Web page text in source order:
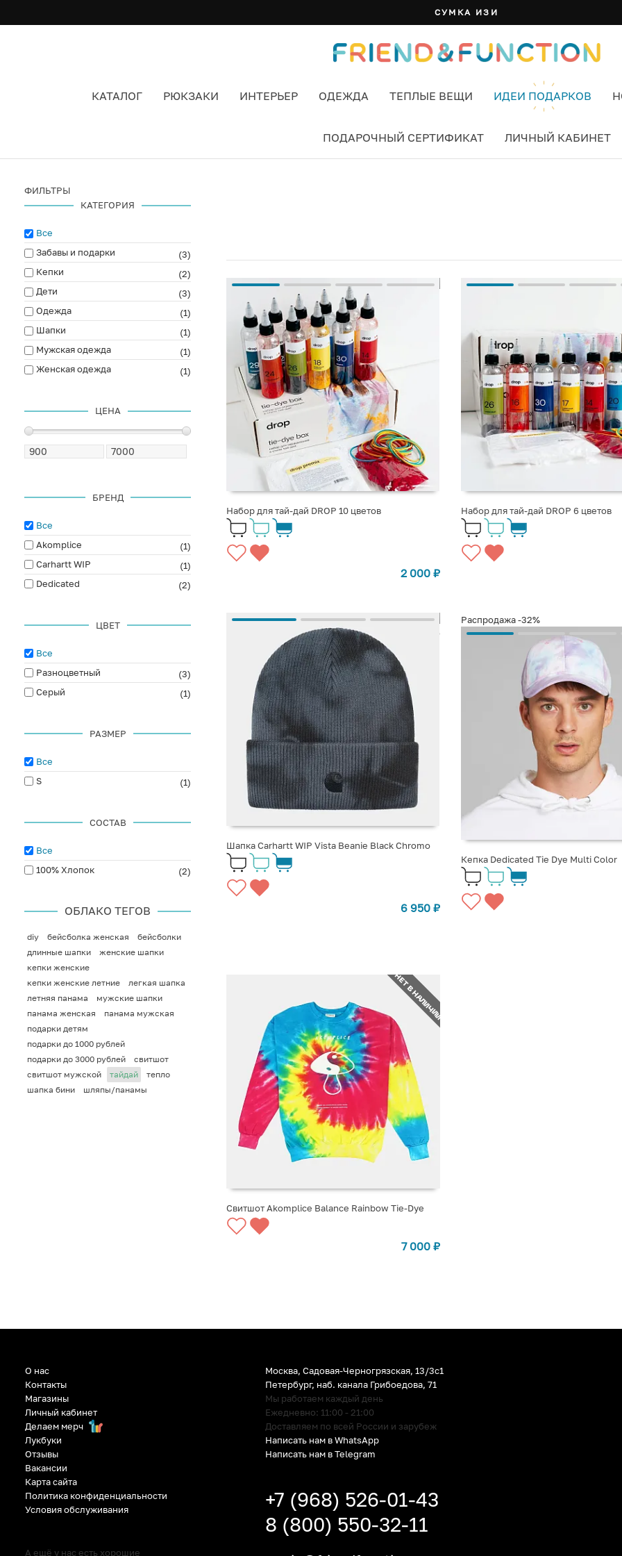
СУМКА ИЗИ
КАТАЛОГ РЮКЗАКИ ИНТЕРЬЕР ОДЕЖДА ТЕПЛЫЕ ВЕЩИ ИДЕИ ПОДАРКОВ
ПОДАРОЧНЫЙ СЕРТИФИКАТ ЛИЧНЫЙ КАБИНЕТ
ФИЛЬТРЫ
КАТЕГОРИЯ
Все
Забавы и подарки
(3)
Кепки
(2)
Дети
(3)
Одежда
(1)
Шапки
(1)
Мужская одежда
(1)
Женская одежда
(1)
ЦЕНА
БРЕНД
Все
Akomplice
(1)
Carhartt WIP
(1)
Dedicated
(2)
ЦВЕТ
Все
Разноцветный
(3)
Серый
(1)
РАЗМЕР
Все
S
(1)
СОСТАВ
Все
100% Хлопок
(2)
ОБЛАКО ТЕГОВ
diy бейсболка женская
бейсболки
длинные шапки
женские шапки
кепки женские
кепки женские летние
легкая шапка
летняя панама
мужские шапки
панама женская
панама мужская
подарки детям
подарки до 1000 рублей
подарки до 3000 рублей
свитшот
свитшот мужской
тайдай
тепло
шапка бини
шляпы/панамы
Набор для тай-дай DROP 10 цветов
2 000 ₽
Набор для тай-дай DROP 6 цветов
Шапка Carhartt WIP Vista Beanie Black Chromo
6 950 ₽
Распродажа -32%
Кепка Dedicated Tie Dye Multi Color
НЕТ В НАЛИЧИИ
СООБЩИТЬ О ПОСТУПЛЕНИИ
Свитшот Akomplice Balance Rainbow Tie-Dye
7 000 ₽
О нас
Контакты
Магазины
Личный кабинет
Делаем мерч
Лукбуки
Отзывы
Вакансии
Карта сайта
Политика конфиденциальности
Условия обслуживания
А ещё у нас есть хорошие
Москва, Садовая-Черногрязская, 13/3c1
Петербург, наб. канала Грибоедова, 71
Мы работаем каждый день
Ежедневно: 11:00 - 21:00
Доставляем по всей России и зарубеж
Написать нам в WhatsApp
Написать нам в Telegram
+7 (968) 526-01-43
8 (800) 550-32-11